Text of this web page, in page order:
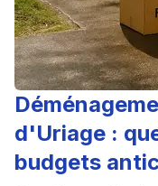
d'Uriage :
budgets